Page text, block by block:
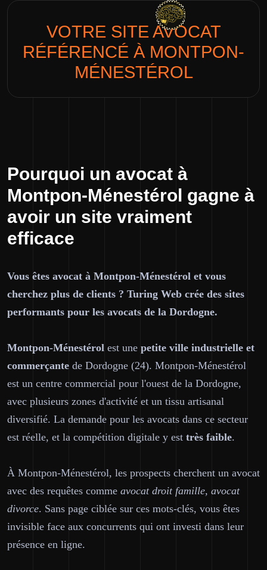
VOTRE SITE AVOCAT
RÉFÉRENCÉ À MONTPON-
MÉNESTÉROL
Pourquoi un avocat à
Montpon-Ménestérol gagne à
avoir un site vraiment
efficace
Vous êtes avocat à Montpon-Ménestérol et vous
cherchez plus de clients ? Turing Web crée des sites
performants pour les avocats de la Dordogne.
Montpon-Ménestérol est une petite ville industrielle et
commerçante de Dordogne (24). Montpon-Ménestérol
est un centre commercial pour l'ouest de la Dordogne,
avec plusieurs zones d'activité et un tissu artisanal
diversifié. La demande pour les avocats dans ce secteur
est réelle, et la compétition digitale y est très faible.
À Montpon-Ménestérol, les prospects cherchent un avocat
avec des requêtes comme avocat droit famille, avocat
divorce. Sans page ciblée sur ces mots-clés, vous êtes
invisible face aux concurrents qui ont investi dans leur
présence en ligne.